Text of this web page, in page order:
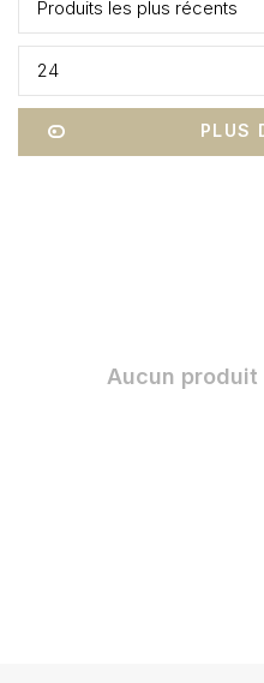
Produits les plus récents
24
PLUS
Aucun